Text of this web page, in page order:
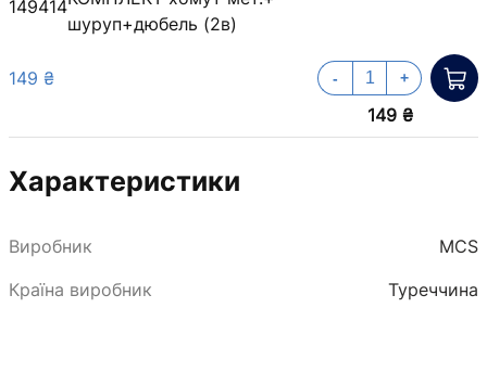
149414
шуруп+дюбель (2в)
149 ₴
149 ₴
- +
Характеристики
Виробник
MCS
Країна виробник
Туреччина